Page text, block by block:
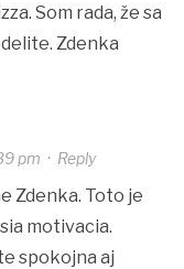
Som rada, že sa
Zdenka
pm · Reply
Zdenka. Toto je
motivacia.
spokojna aj